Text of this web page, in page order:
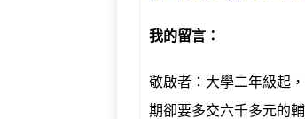
我的留言：
敬啟者：大學二年級起
期卻要多交六千多元的